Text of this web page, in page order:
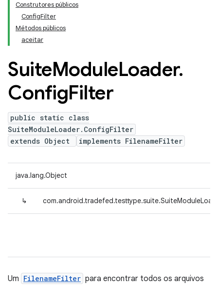
Construtores públicos
ConfigFilter
Métodos públicos
aceitar
SuiteModuleLoader.
ConfigFilter
public static class
SuiteModuleLoader.ConfigFilter
extends Object
implements FilenameFilter
java.lang.Object
↳
Um FilenameFilter para encontrar todos os arquivos